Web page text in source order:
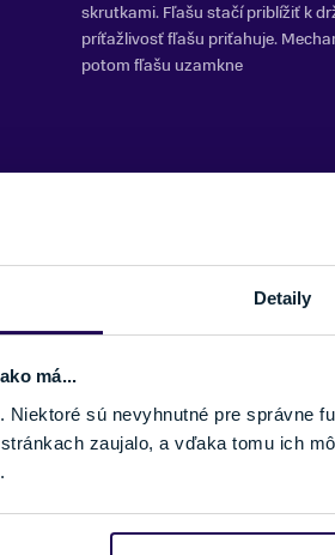
Detaily
má...
sú nevyhnutné pre správne
zaujalo, a vďaka tomu ich
skrutkami. Fľašu stačí priblížiť k
príťažlivosť fľašu priťahuje.
potom fľašu uzamkne